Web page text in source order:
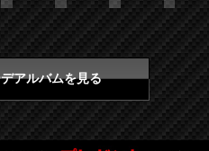
アルバムを見る